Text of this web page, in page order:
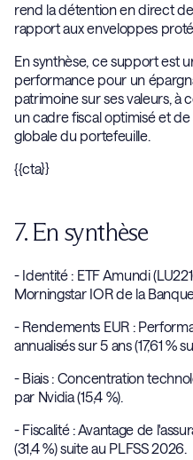
rend la détention en direct
rapport aux enveloppes
En synthèse, ce support est
performance pour un
patrimoine sur ses valeurs, à
un cadre fiscal optimisé et
globale du portefeuille.
{{cta}}
7. En synthèse
- Identité : ETF Amundi
Morningstar IOR de la
- Rendements EUR :
annualisés sur 5 ans (17,61 %
- Biais : Concentration
par Nvidia (15,4 %).
- Fiscalité : Avantage de
(31,4 %) suite au PLFSS 2026.